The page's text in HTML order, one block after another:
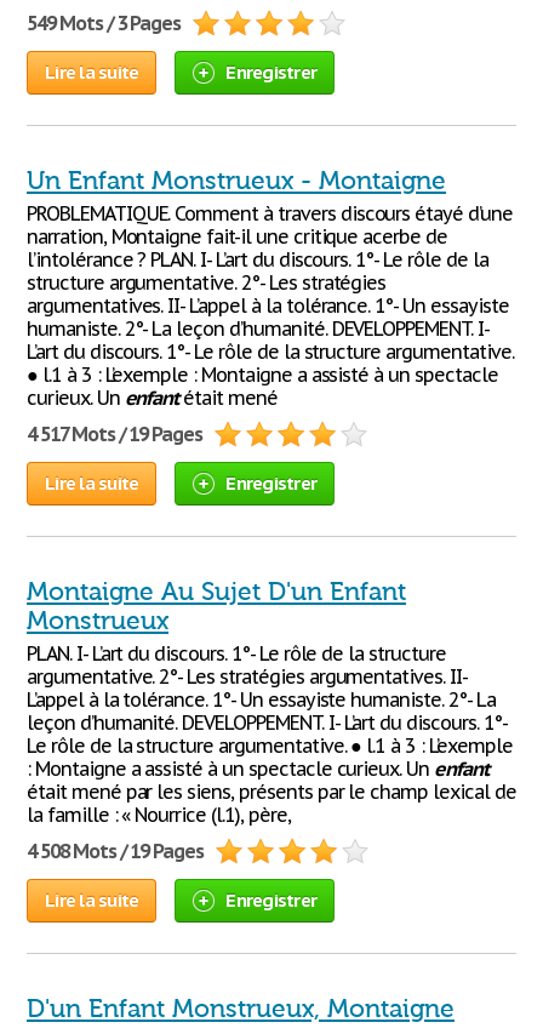
549 Mots / 3 Pages
Lire la suite Enregistrer
Un Enfant Monstrueux - Montaigne
PROBLEMATIQUE. Comment à travers discours étayé d’une
narration, Montaigne fait-il une critique acerbe de
l’intolérance ? PLAN. I- L’art du discours. 1°- Le rôle de la
structure argumentative. 2°- Les stratégies
argumentatives. II- L’appel à la tolérance. 1°- Un essayiste
humaniste. 2°- La leçon d’humanité. DEVELOPPEMENT. I-
L’art du discours. 1°- Le rôle de la structure argumentative.
● l.1 à 3 : L’exemple : Montaigne a assisté à un spectacle
curieux. Un enfantétait mené
4 517 Mots / 19 Pages
Lire la suite Enregistrer
Montaigne Au Sujet D'un Enfant
Monstrueux
PLAN. I- L’art du discours. 1°- Le rôle de la structure
argumentative. 2°- Les stratégies argumentatives. II-
L’appel à la tolérance. 1°- Un essayiste humaniste. 2°- La
leçon d’humanité. DEVELOPPEMENT. I- L’art du discours. 1°-
Le rôle de la structure argumentative. ● l.1 à 3 : L’exemple
: Montaigne a assisté à un spectacle curieux. Un enfant
était mené par les siens, présents par le champ lexical de
la famille : « Nourrice (l.1), père,
4 508 Mots / 19 Pages
Lire la suite Enregistrer
D'un Enfant Monstrueux, Montaigne